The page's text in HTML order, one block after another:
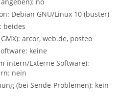
Debian GNU/Linux 10 (buster)
beides
arcor, web.de, posteo
keine
intern/Externe Software):
nein
(bei Sende-Problemen): kein